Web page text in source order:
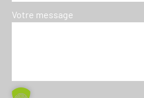
Votre message